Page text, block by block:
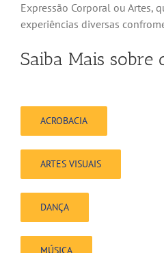
Expressão Corporal ou Artes,
experiências diversas
Saiba Mais sobre
ACROBACIA
ARTES VISUAIS
DANÇA
MÚSICA